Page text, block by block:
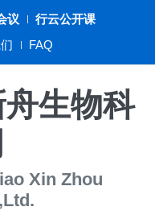
议
行云公开课
FAQ
生物科
Xin Zhou